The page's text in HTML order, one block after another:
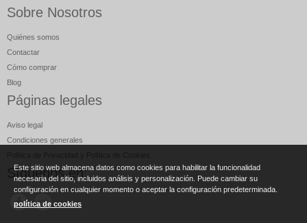
Sobre Nosotros
Quiénes somos
Contactar
Cómo comprar
Blog
Páginas legales
Aviso legal
Condiciones generales
Síguenos en:
Este sitio web almacena datos como cookies para habilitar la funcionalidad
necesaria del sitio, incluidos análisis y personalización. Puede cambiar su
configuración en cualquier momento o aceptar la configuración predeterminada.
política de cookies